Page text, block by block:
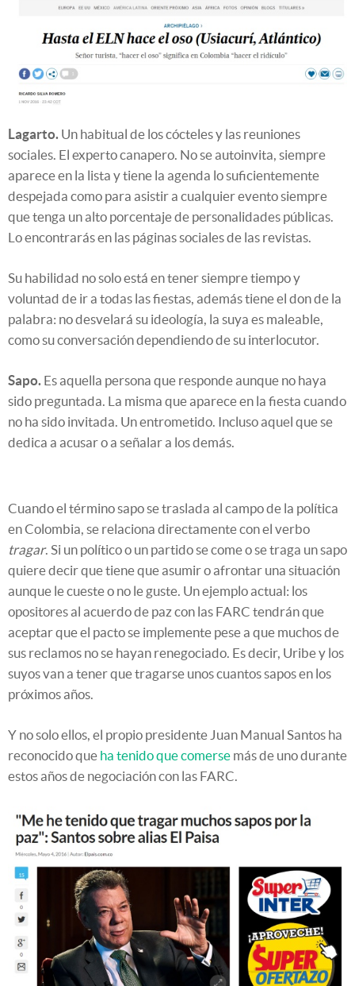
Lagarto. Un habitual de los cócteles y las reuniones
sociales. El experto canapero. No se autoinvita, siempre
aparece en la lista y tiene la agenda lo suficientemente
despejada como para asistir a cualquier evento siempre
que tenga un alto porcentaje de personalidades públicas.
Lo encontrarás en las páginas sociales de las revistas.
Su habilidad no solo está en tener siempre tiempo y
voluntad de ir a todas las fiestas, además tiene el don de la
palabra: no desvelará su ideología, la suya es maleable,
como su conversación dependiendo de su interlocutor.
Sapo. Es aquella persona que responde aunque no haya
sido preguntada. La misma que aparece en la fiesta cuando
no ha sido invitada. Un entrometido. Incluso aquel que se
dedica a acusar o a señalar a los demás.
Cuando el término sapo se traslada al campo de la política
en Colombia, se relaciona directamente con el verbo
tragar. Si un político o un partido se come o se traga un sapo
quiere decir que tiene que asumir o afrontar una situación
aunque le cueste o no le guste. Un ejemplo actual: los
opositores al acuerdo de paz con las FARC tendrán que
aceptar que el pacto se implemente pese a que muchos de
sus reclamos no se hayan renegociado. Es decir, Uribe y los
suyos van a tener que tragarse unos cuantos sapos en los
próximos años.
Y no solo ellos, el propio presidente Juan Manual Santos ha
reconocido que ha tenido que comerse más de uno durante
estos años de negociación con las FARC.